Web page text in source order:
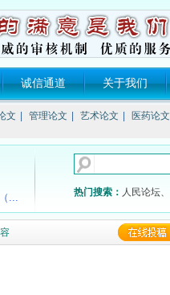
诚信通道 关于我们
文 管理论文 艺术论文 医药论文
...
...
？
热门搜索： 人民论坛、